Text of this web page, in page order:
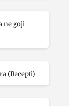
ne goji
(Recepti)